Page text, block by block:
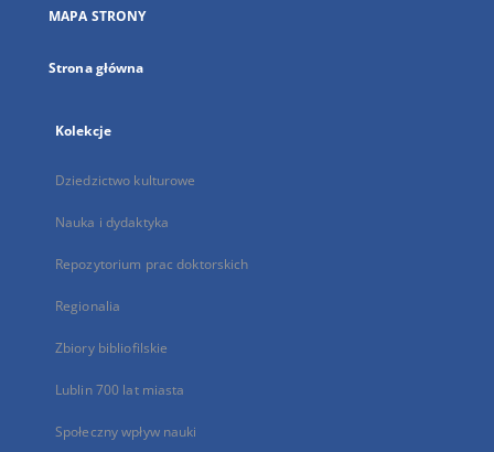
karcie
MAPA STRONY
Strona główna
Kolekcje
Dziedzictwo kulturowe
Nauka i dydaktyka
Repozytorium prac doktorskich
Regionalia
Zbiory bibliofilskie
Lublin 700 lat miasta
Społeczny wpływ nauki